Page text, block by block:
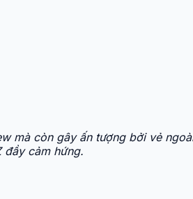
mà còn gây ấn tượng bởi vẻ
đầy cảm hứng.